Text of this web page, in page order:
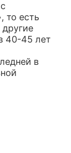
то есть
40-45 лет
в